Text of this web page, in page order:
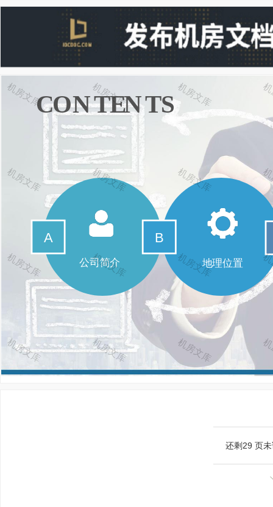
还剩29 页